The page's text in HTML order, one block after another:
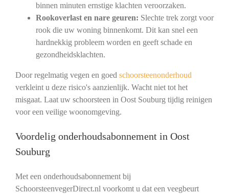
binnen minuten ernstige klachten veroorzaken.
Rookoverlast en nare geuren: Slechte trek zorgt voor
rook die uw woning binnenkomt. Dit kan snel een
hardnekkig probleem worden en geeft schade en
gezondheidsklachten.
Door regelmatig vegen en goed schoorsteenonderhoud
verkleint u deze risico's aanzienlijk. Wacht niet tot het
misgaat. Laat uw schoorsteen in Oost Souburg tijdig reinigen
voor een veilige woonomgeving.
Voordelig onderhoudsabonnement in Oost
Souburg
Met een onderhoudsabonnement bij
SchoorsteenvegerDirect.nl voorkomt u dat een veegbeurt